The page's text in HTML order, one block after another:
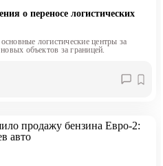
о переносе логистических
логистические центры за
объектов за границей.